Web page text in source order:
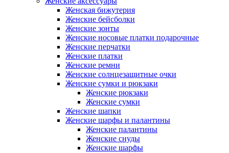
Женская бижутерия
Женские бейсболки
Женские зонты
Женские носовые платки подарочные
Женские перчатки
Женские платки
Женские ремни
Женские солнцезащитные очки
Женские сумки и рюкзаки
Женские рюкзаки
Женские сумки
Женские шапки
Женские шарфы и палантины
Женские палантины
Женские снуды
Женские шарфы